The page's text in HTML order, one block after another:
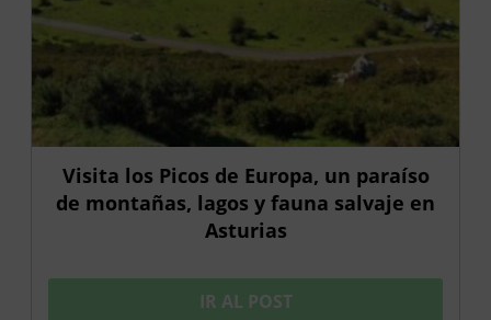
Visita los Picos de Europa, un paraíso
de montañas, lagos y fauna salvaje en
Asturias
IR AL POST